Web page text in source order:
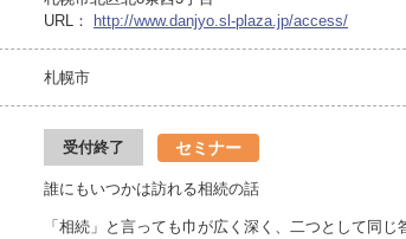
URL：
http://www.danjyo.sl-plaza.jp/access/
札幌市
受付終了 セミナー
誰にもいつかは訪れる相続の話
「相続」と言っても巾が広く深く、二つとして同じ